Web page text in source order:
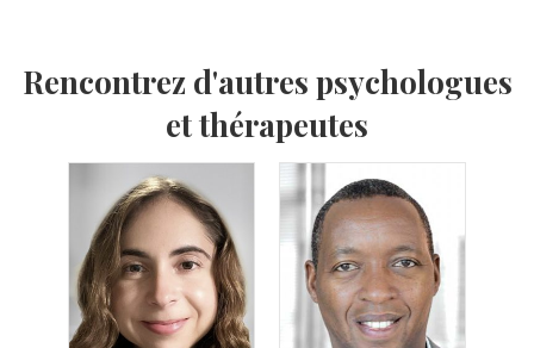
Rencontrez d'autres psychologues
et thérapeutes